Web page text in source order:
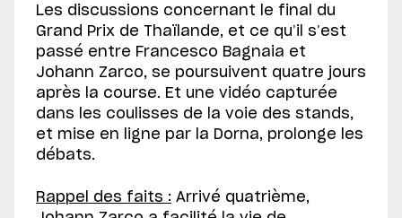
Les discussions concernant le final du
Grand Prix de Thaïlande, et ce qu’il s’est
passé entre Francesco Bagnaia et
Johann Zarco, se poursuivent quatre jours
après la course. Et une vidéo capturée
dans les coulisses de la voie des stands,
et mise en ligne par la Dorna, prolonge les
débats.
Rappel des faits : Arrivé quatrième,